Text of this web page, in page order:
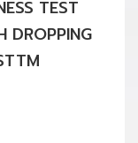
TEST
DROPPING